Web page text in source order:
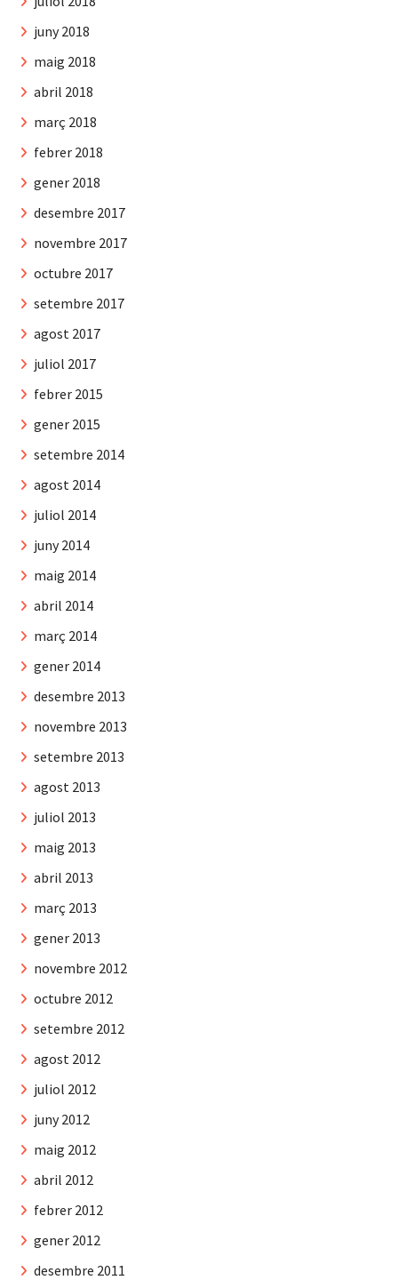
juny 2018
maig 2018
abril 2018
març 2018
febrer 2018
gener 2018
desembre 2017
novembre 2017
octubre 2017
setembre 2017
agost 2017
juliol 2017
febrer 2015
gener 2015
setembre 2014
agost 2014
juliol 2014
juny 2014
maig 2014
abril 2014
març 2014
gener 2014
desembre 2013
novembre 2013
setembre 2013
agost 2013
juliol 2013
maig 2013
abril 2013
març 2013
gener 2013
novembre 2012
octubre 2012
setembre 2012
agost 2012
juliol 2012
juny 2012
maig 2012
abril 2012
febrer 2012
gener 2012
desembre 2011